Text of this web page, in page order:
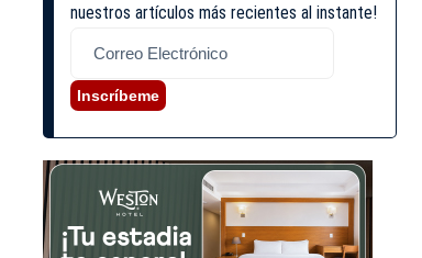
nuestros artículos más recientes al instante!
Inscríbeme